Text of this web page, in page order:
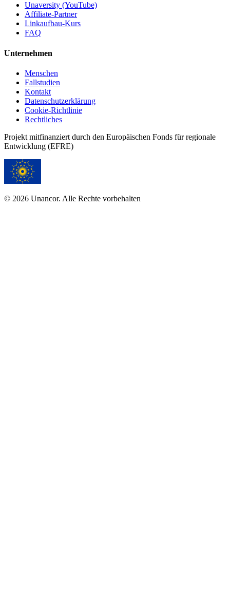
Unaversity (YouTube)
Affiliate-Partner
Linkaufbau-Kurs
FAQ
Unternehmen
Menschen
Fallstudien
Kontakt
Datenschutzerklärung
Cookie-Richtlinie
Rechtliches
Projekt mitfinanziert durch den Europäischen Fonds für regionale
Entwicklung (EFRE)
© 2026 Unancor. Alle Rechte vorbehalten